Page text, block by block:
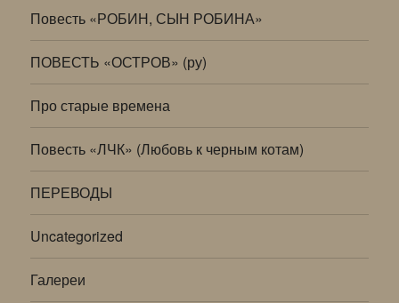
Повесть «РОБИН, СЫН РОБИНА»
ПОВЕСТЬ «ОСТРОВ» (ру)
Про старые времена
Повесть «ЛЧК» (Любовь к черным котам)
ПЕРЕВОДЫ
Uncategorized
Галереи